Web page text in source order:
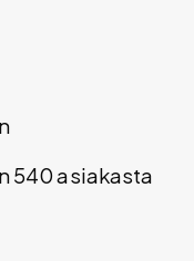
540 asiakasta